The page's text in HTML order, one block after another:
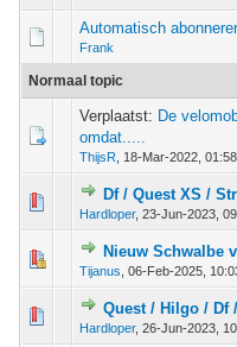
Automatisch
Frank
Normaal topic
Verplaatst: De
omdat.....
ThijsR 18-Mar-2022,
Df / Quest XS /
Hardloper, 23-Jun-2023,
- 0 van 5 gemiddeld
2 345
Nieuw Schwalbe
Tijanus 06-Feb-2025,
- 0 van 5 gemiddeld
2 345
Quest / Hilgo / Df
Hardloper, 26-Jun-2023,
- 0 van 5 gemiddeld
2 345